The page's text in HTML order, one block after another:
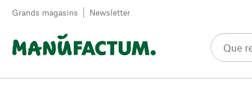
Passer au contenu
Grands magasins Newsletter